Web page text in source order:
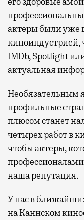
актеры были уже
киноиндустрией,
IMDb, Spotlight
актуальная
Необязательным
профильные
плюсом станет
четырех работ в
чтобы актеры,
профессионалами
наша репутация.
У нас в
на Каннском